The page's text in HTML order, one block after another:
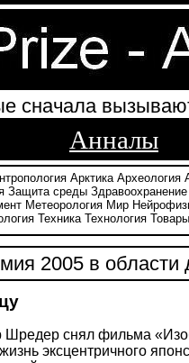
сначала
Анналы
Арктика Археология
Защита среды Здравоохранение
Метеорология Мир
Техника Технология Товары
2005 в области
Шредер снял фильма
эксцентричного